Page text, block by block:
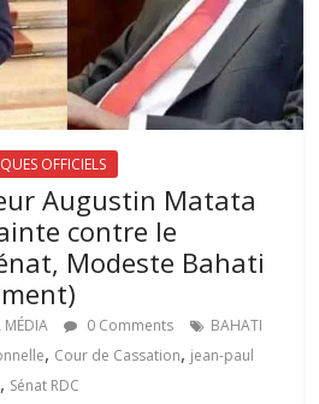
OFFICIELS
Augustin Matata
contre le
Modeste Bahati
MÉDIA 0 Comments
BAHATI
, Cour de Cassation, jean-paul
, Sénat RDC